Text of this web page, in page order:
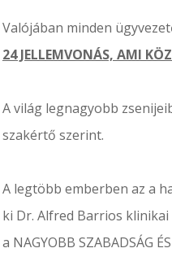
Valójában minden
24 JELLEMVONÁS, AMI
A világ legnagyobb
szakértő szerint.
A legtöbb emberben az a
ki Dr. Alfred Barrios
a NAGYOBB SZABADSÁG